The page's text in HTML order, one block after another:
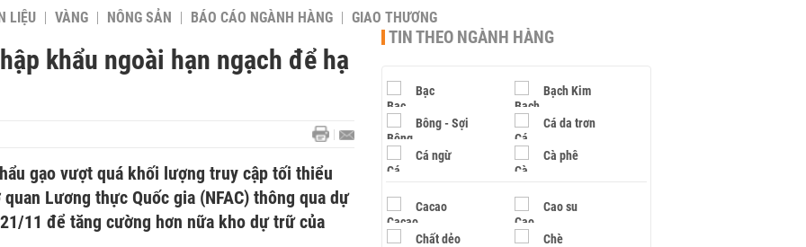
LIỆU VÀNG NÔNG SẢN BÁO CÁO NGÀNH HÀNG GIAO THƯƠNG
khẩu ngoài hạn ngạch để hạ
gạo vượt quá khối lượng truy cập tối thiểu
Lương thực Quốc gia (NFAC) thông qua dự
11 để tăng cường hơn nữa kho dự trữ của
TIN THEO NGÀNH HÀNG
Bạc Bạch Kim
Bông - Sợi Cá da trơn
Cá ngừ Cà phê
Cacao Cao su
Chất dẻo Chè